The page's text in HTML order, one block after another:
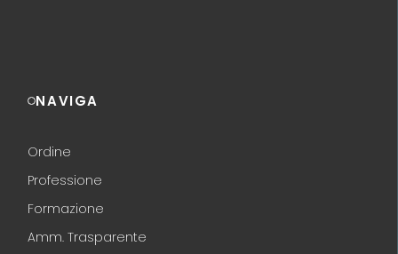
NAVIGA
Ordine
Professione
Formazione
Amm. Trasparente